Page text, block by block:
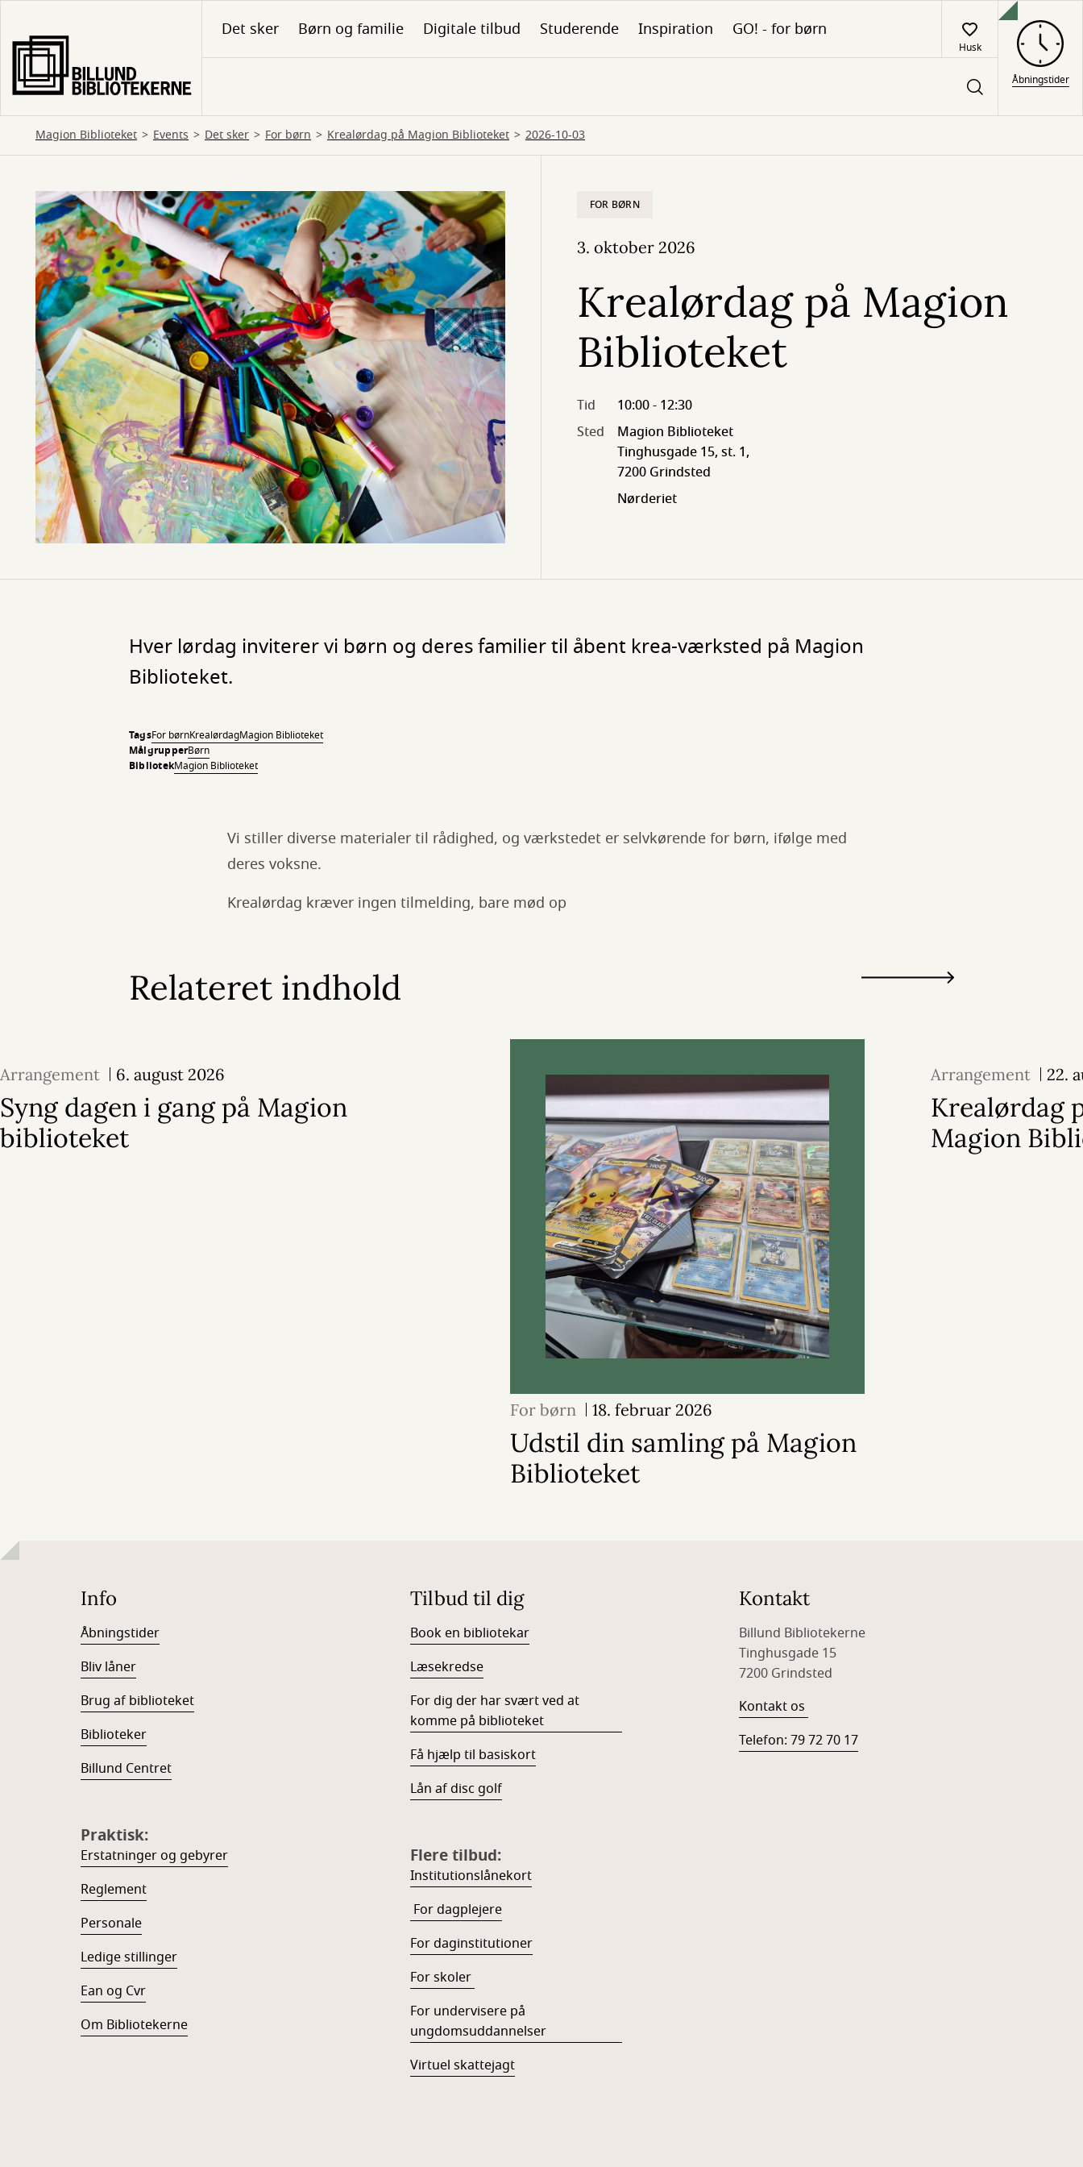
hovedindhold
Det sker Børn og familie Digitale tilbud Studerende Inspiration GO! - for børn
Husk
Åbningstider
Magion Biblioteket Events Det sker For børn Krealørdag på Magion Biblioteket 2026-10-03
FOR BØRN
3. oktober 2026
Krealørdag på Magion
Biblioteket
Tid
10:00 - 12:30
Sted
Magion Biblioteket
Tinghusgade 15, st. 1,
7200 Grindsted
Nørderiet
Hver lørdag inviterer vi børn og deres familier til åbent krea-værksted på Magion
Biblioteket.
TagsFor børnKrealørdagMagion Biblioteket
MålgrupperBørn
BibliotekMagion Biblioteket
Vi stiller diverse materialer til rådighed, og værkstedet er selvkørende for børn, ifølge med
deres voksne.
Krealørdag kræver ingen tilmelding, bare mød op
Relateret indhold
Arrangement 6. august 2026
Syng dagen i gang på Magion
biblioteket
For børn 18. februar 2026
Udstil din samling på Magion
Biblioteket
Arrangement 22.
Krealørdag
Magion
Info
Åbningstider
Bliv låner
Brug af biblioteket
Biblioteker
Billund Centret
Praktisk:
Erstatninger og gebyrer
Reglement
Personale
Ledige stillinger
Ean og Cvr
Om Bibliotekerne
Tilbud til dig
Book en bibliotekar
Læsekredse
For dig der har svært ved at
komme på biblioteket
Få hjælp til basiskort
Lån af disc golf
Flere tilbud:
Institutionslånekort
For dagplejere
For daginstitutioner
For skoler
For undervisere på
ungdomsuddannelser
Virtuel skattejagt
Kontakt
Billund Bibliotekerne
Tinghusgade 15
7200 Grindsted
Kontakt os
Telefon: 79 72 70 17